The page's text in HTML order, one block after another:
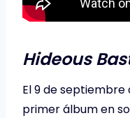
Hideous
El 9 de septiembre
primer álbum en